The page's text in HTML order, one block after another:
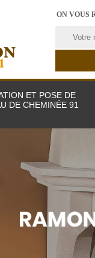
ON VOUS
ET POSE DE
DE CHEMINÉE 91